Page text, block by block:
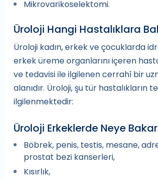
Mikrovarikoselektomi.
Üroloji Hangi Hastalıklara
Üroloji kadın, erkek ve çocuklarda
erkek üreme organlarını içeren
ve tedavisi ile ilgilenen cerrahî bir
alanıdır. Üroloji, şu tür hastalıkların
ilgilenmektedir:
Üroloji Erkeklerde Neye
Böbrek, penis, testis, mesane,
prostat bezi kanserleri,
Kısırlık,